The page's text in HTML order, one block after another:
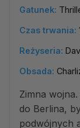
Gatunek:
Czas trwania:
Reżyseria:
Obsada:
Zimna
do Berlina,
podwójnych